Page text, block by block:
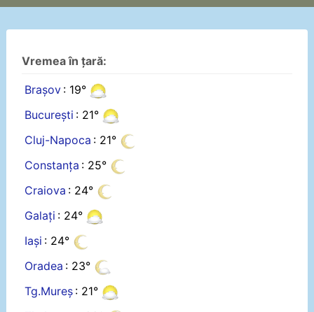
Vremea în țară:
Brașov : 19°
București : 21°
Cluj-Napoca : 21°
Constanța : 25°
Craiova : 24°
Galați : 24°
Iași : 24°
Oradea : 23°
Tg.Mureș : 21°